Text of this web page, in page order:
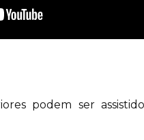
podem ser